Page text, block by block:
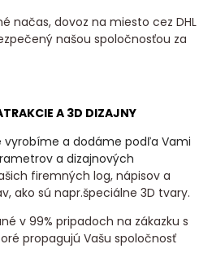
načas, dovoz na miesto cez DHL
našou spoločnosťou za
A 3D DIZAJNY
vyrobíme a dodáme podľa Vami
a dizajnových
firemných log, nápisov a
ako sú napr.špeciálne 3D tvary.
v 99% pripadoch na zákazku s
propagujú Vašu spoločnosť